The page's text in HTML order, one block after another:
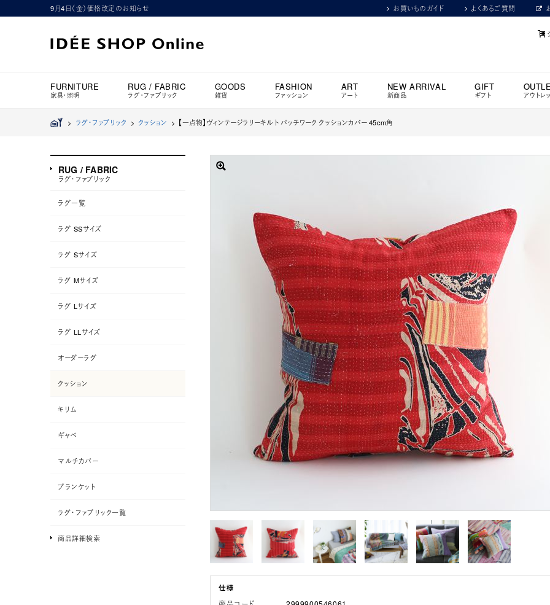
9月4日（金）価格改定のお知らせ お買いものガイド よくあるご質問
FURNITURE
家具・照明
RUG / FABRIC
ラグ・ファブリック
GOODS
雑貨
FASHION
ファッション
ART
アート
NEW ARRIVAL
新商品
GIFT
ギフト アウトレ
> ラグ・ファブリック > クッション > 【一点物】ヴィンテージラリーキルト パッチワーク クッションカバー 45cm角
RUG / FABRIC
ラグ・ファブリック
ラグ一覧
ラグ SSサイズ
ラグ Sサイズ
ラグ Mサイズ
ラグ Lサイズ
ラグ LLサイズ
オーダーラグ
クッション
キリム
ギャベ
マルチカバー
ブランケット
ラグ・ファブリック一覧
商品詳細検索